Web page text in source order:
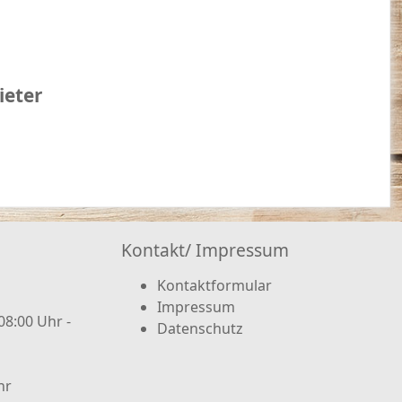
Uhr -
Kontakt/ Impressum
Kontaktformular
Impressum
Datenschutz